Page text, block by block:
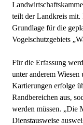
teilt der Landkreis
Grundlage für die
Vogelschutzgebiets
Für die Erfassung
unter anderem
Kartierungen erfolge
Randbereichen aus,
werden müssen. „Die
Dienstausweise